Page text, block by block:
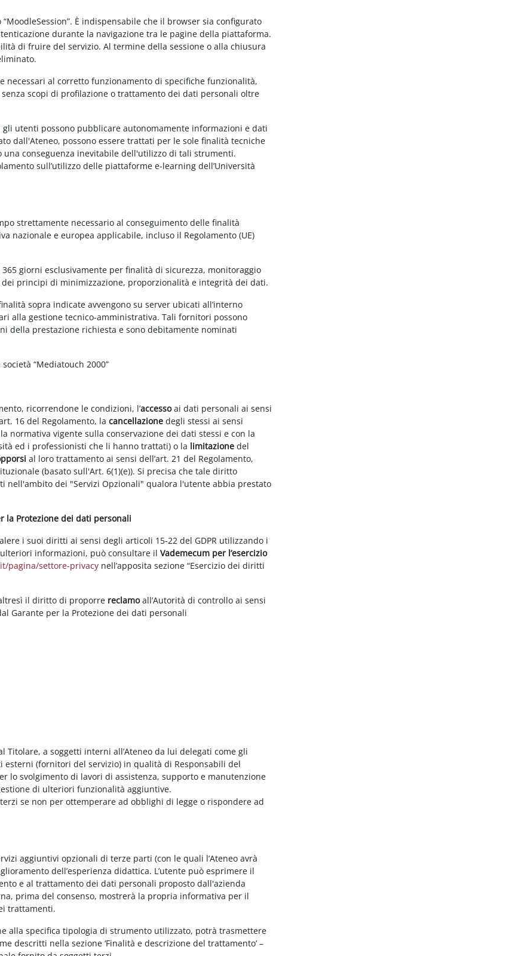
È indispensabile che il browser sia configurato
durante la navigazione tra le pagine della piattaforma.
di fruire del servizio. Al termine della sessione o alla chiusura
al corretto funzionamento di specifiche funzionalità,
scopi di profilazione o trattamento dei dati personali oltre
utenti possono pubblicare autonomamente informazioni e dati
dall'Ateneo, possono essere trattati per le sole finalità tecniche
conseguenza inevitabile dell'utilizzo di tali strumenti.
sull’utilizzo delle piattaforme e-learning dell’Università
strettamente necessario al conseguimento delle finalità
nazionale e europea applicabile, incluso il Regolamento (UE)
giorni esclusivamente per finalità di sicurezza, monitoraggio
principi di minimizzazione, proporzionalità e integrità dei dati.
sopra indicate avvengono su server ubicati all’interno
alla gestione tecnico-amministrativa. Tali fornitori possono
della prestazione richiesta e sono debitamente nominati
“Mediatouch 2000”
ricorrendone le condizioni, l’accessoai dati personali ai sensi
16 del Regolamento, lacancellazione degli stessi ai sensi
normativa vigente sulla conservazione dei dati stessi e con la
ed i professionisti che li hanno trattati) o la limitazione del
al loro trattamento ai sensi dell’art. 21 del Regolamento,
(basato sull'Art. 6(1)(e)). Si precisa che tale diritto
dei "Servizi Opzionali" qualora l'utente abbia prestato
la Protezione dei dati personali
i suoi diritti ai sensi degli articoli 15-22 del GDPR utilizzando i
informazioni, può consultare ilVademecum per l’esercizio
pagina/settore-privacy nell’apposita sezione “Esercizio dei diritti
il diritto di proporre reclamoall’Autorità di controllo ai sensi
Garante per la Protezione dei dati personali
Titolare, a soggetti interni all’Ateneo da lui delegati come gli
(fornitori del servizio) in qualità di Responsabili del
lo svolgimento di lavori di assistenza, supporto e manutenzione
di ulteriori funzionalità aggiuntive.
se non per ottemperare ad obblighi di legge o rispondere ad
aggiuntivi opzionali di terze parti (con le quali l’Ateneo avrà
dell’esperienza didattica. L’utente può esprimere il
e al trattamento dei dati personali proposto dall'azienda
prima del consenso, mostrerà la propria informativa per il
trattamenti.
alla specifica tipologia di strumento utilizzato, potrà trasmettere
descritti nella sezione ‘Finalità e descrizione del trattamento’ –